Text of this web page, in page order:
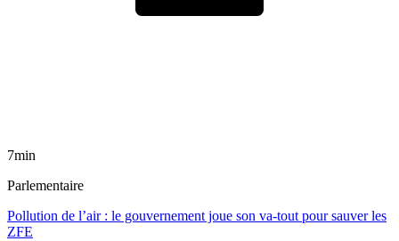
7min
Parlementaire
Pollution de l’air : le gouvernement joue son va-tout pour sauver les
ZFE